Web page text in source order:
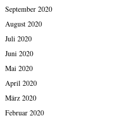
September 2020
August 2020
Juli 2020
Juni 2020
Mai 2020
April 2020
März 2020
Februar 2020